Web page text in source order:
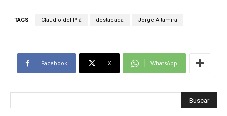
TAGS Claudio del Plá destacada Jorge Altamira
Facebook X WhatsApp